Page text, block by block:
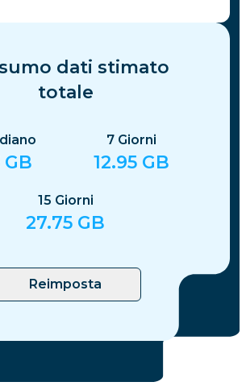
dati stimato
totale
GB
7 Giorni
12.95 GB
15 Giorni
27.75 GB
Reimposta